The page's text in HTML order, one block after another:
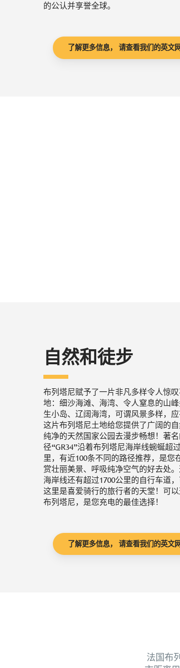
的公认并享誉全球。
了解更多信息， 请查看我们的英文
自然和徒步
布列塔尼赋予了一片非凡多样令人惊
地：细沙海滩、海湾、令人窒息的山
生小岛、辽阔海湾，可谓风景多样，应
这片布列塔尼土地给您提供了广阔的自
纯净的天然国家公园去漫步畅想！著
径“GR34”沿着布列塔尼海岸线蜿蜒超
里，有近100条不同的路径推荐，是您
赏壮丽美景、呼吸纯净空气的好去处
海岸线还有超过1700公里的自行车道
这里是喜爱骑行的旅行者的天堂！可以
布列塔尼，是您充电的最佳选择！
了解更多信息， 请查看我们的英文
法国布